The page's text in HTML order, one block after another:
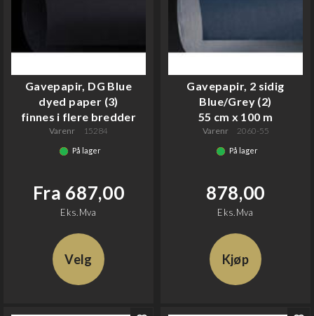
Gavepapir, DG Blue
dyed paper (3)
finnes i flere bredder
Varenr 15284
På lager
Fra 687,00
Eks.Mva
Velg
Gavepapir, 2 sidig
Blue/Grey (2)
55 cm x 100 m
Varenr 2060-55
På lager
878,00
Eks.Mva
Kjøp